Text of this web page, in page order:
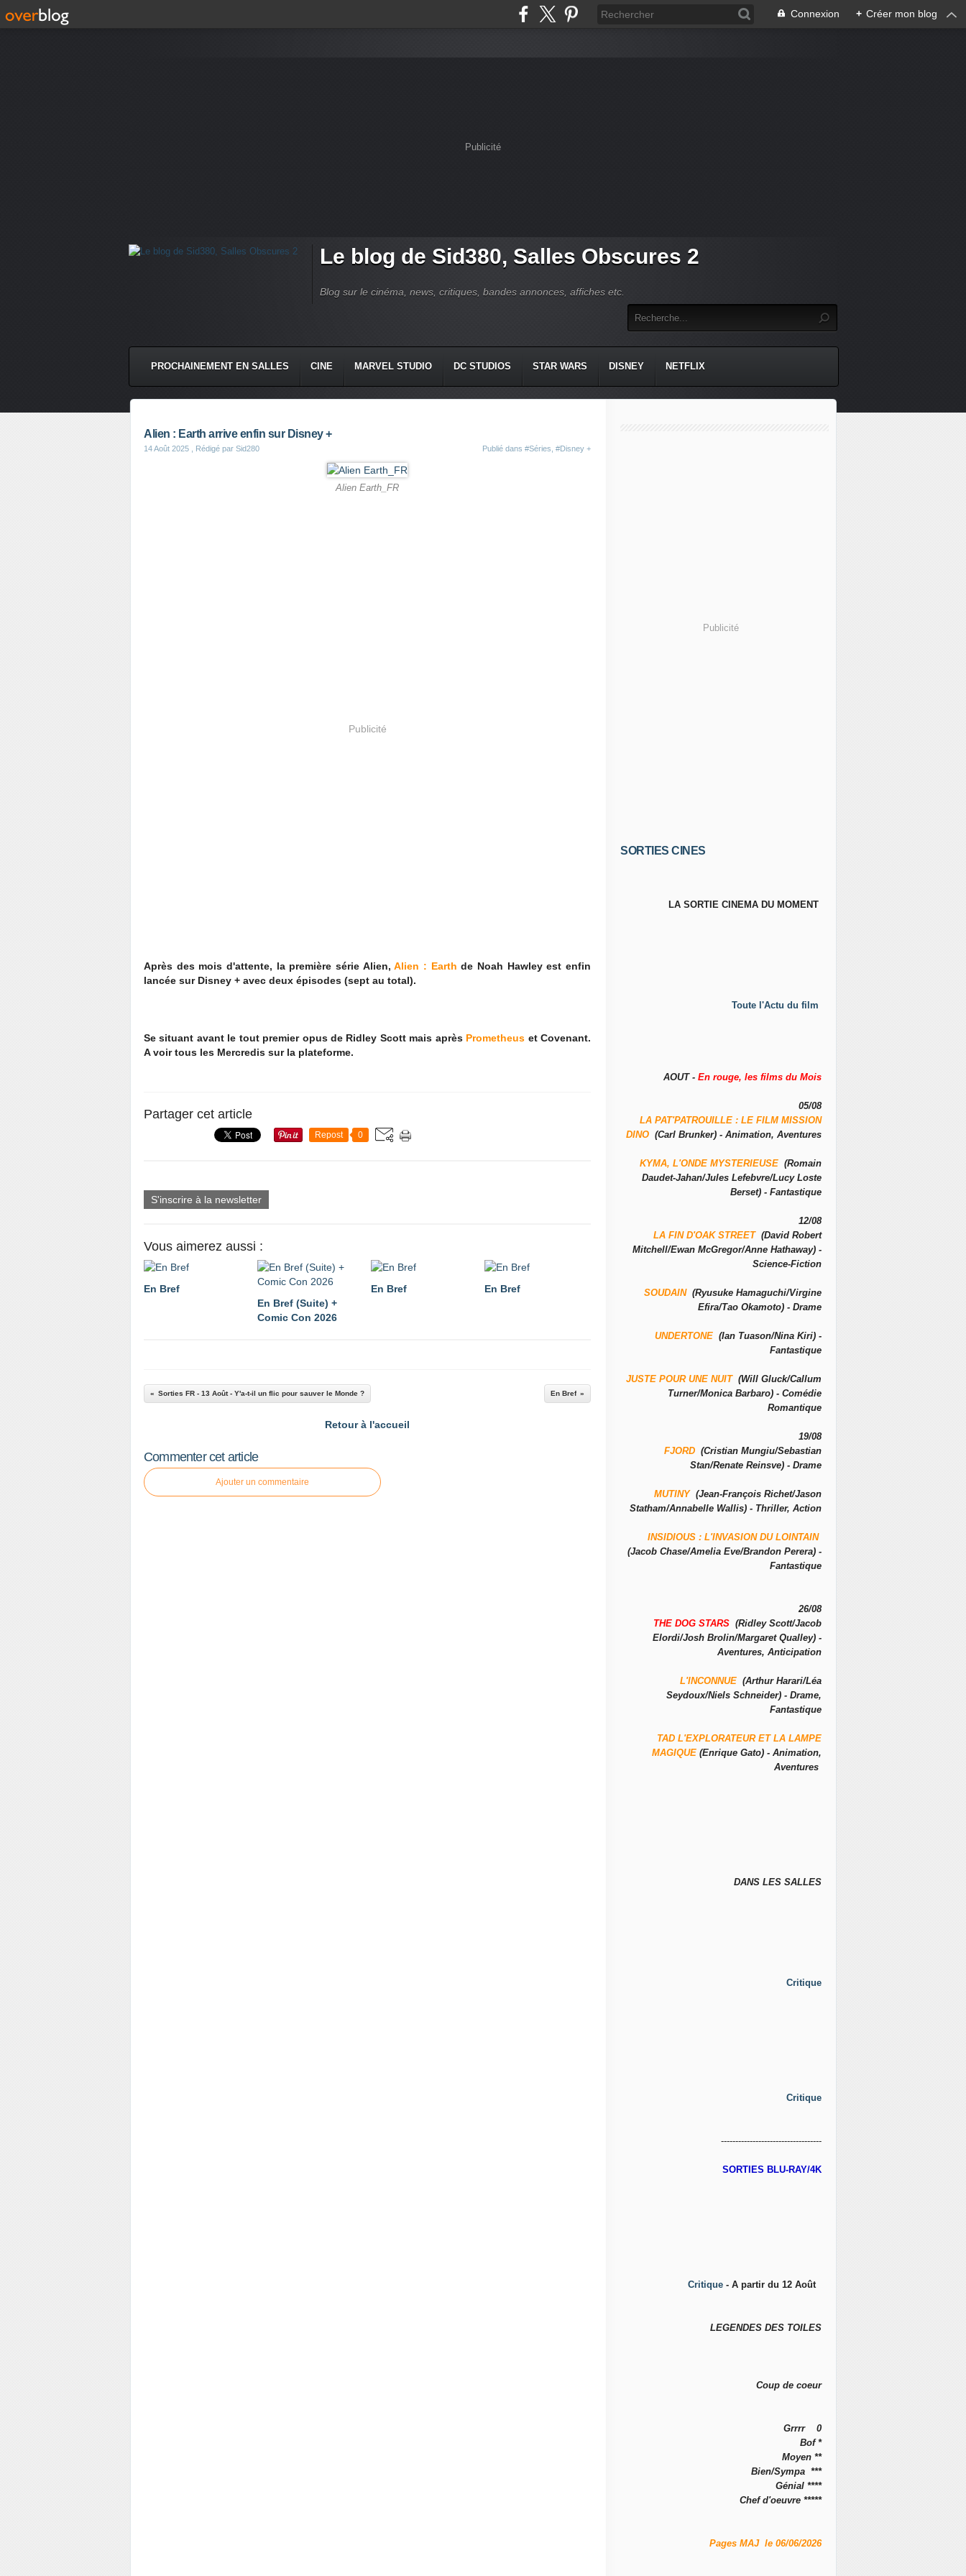
Connexion + Créer mon blog
Publicité
Le blog de Sid380, Salles Obscures 2
Blog sur le cinéma, news, critiques, bandes annonces, affiches etc.
PROCHAINEMENT EN SALLES CINE MARVEL STUDIO DC STUDIOS STAR WARS DISNEY NETFLIX
Alien : Earth arrive enfin sur Disney +
14 Août 2025 , Rédigé par Sid280 Publié dans #Séries #Disney +
Alien Earth_FR
Publicité
Après des mois d'attente, la première série Alien,Alien : Earth de Noah Hawley est enfin
lancée sur Disney + avec deux épisodes (sept au total).
Se situant avant le tout premier opus de Ridley Scott mais après Prometheus et Covenant.
A voir tous les Mercredis sur la plateforme.
Partager cet article
Repost 0
S'inscrire à la newsletter
Vous aimerez aussi :
En Bref
En Bref (Suite) +
Comic Con 2026
En Bref En Bref
Sorties FR - 13 Août - Y'a-t-il un flic pour sauver le Monde ? En Bref
Retour à l'accueil
Commenter cet article
Ajouter un commentaire
Publicité
SORTIES CINES
LA SORTIE CINEMA DU MOMENT
Toute l'Actu du film
AOUT - En rouge, les films du Mois
05/08
LA PAT'PATROUILLE : LE FILM MISSION
DINO (Carl Brunker) - Animation, Aventures
KYMA, L'ONDE MYSTERIEUSE (Romain
Daudet-Jahan/Jules Lefebvre/Lucy Loste
Berset) - Fantastique
12/08
LA FIN D'OAK STREET(David Robert
Mitchell/Ewan McGregor/Anne Hathaway) -
Science-Fiction
SOUDAIN(Ryusuke Hamaguchi/Virgine
Efira/Tao Okamoto) - Drame
UNDERTONE (Ian Tuason/Nina Kiri) -
Fantastique
JUSTE POUR UNE NUIT(Will Gluck/Callum
Turner/Monica Barbaro) - Comédie
Romantique
19/08
FJORD (Cristian Mungiu/Sebastian
Stan/Renate Reinsve) - Drame
MUTINY(Jean-François Richet/Jason
Statham/Annabelle Wallis) - Thriller, Action
INSIDIOUS : L'INVASION DU LOINTAIN
(Jacob Chase/Amelia Eve/Brandon Perera) -
Fantastique
26/08
THE DOG STARS (Ridley Scott/Jacob
Elordi/Josh Brolin/Margaret Qualley) -
Aventures, Anticipation
L'INCONNUE (Arthur Harari/Léa
Seydoux/Niels Schneider) - Drame,
Fantastique
TAD L'EXPLORATEUR ET LA LAMPE
MAGIQUE (Enrique Gato) - Animation,
Aventures
DANS LES SALLES
Critique
Critique
-----------------------------------
SORTIES BLU-RAY/4K
Critique - A partir du 12 Août
LEGENDES DES TOILES
Coup de coeur
Grrrr 0
Bof *
Moyen **
Bien/Sympa ***
Génial ****
Chef d'oeuvre *****
Pages MAJ le 06/06/2026